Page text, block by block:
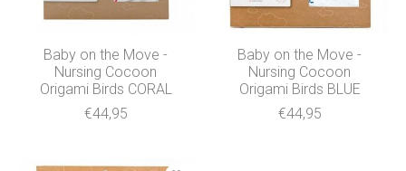
Baby on the Move -
Nursing Cocoon
Origami Birds CORAL
€44,95
Baby on the Move -
Nursing Cocoon
Origami Birds BLUE
€44,95